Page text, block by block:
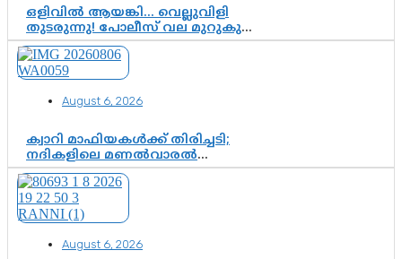
ഒളിവിൽ ആയങ്കി… വെല്ലുവിളി
തുടരുന്നു! പോലീസ് വല മുറുകുന്നു;
പിടികൂടാൻ SIT രംഗത്ത്. ഇനി ചോദ്യം
ആയങ്കി എവിടെ എന്നത് മാത്രം അല്ല
—ആയങ്കി കസ്റ്റഡിയിലായാൽ
വിവരങ്ങൾ?”
August 6, 2026
ക്വാറി മാഫിയകൾക്ക് തിരിച്ചടി;
നദികളിലെ മണൽവാരൽ
പുനരാരംഭിക്കാൻ വി.ഡി. സർക്കാർ
തീരുമാനം
August 6, 2026